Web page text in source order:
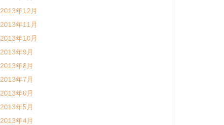
2013年12月
2013年11月
2013年10月
2013年9月
2013年8月
2013年7月
2013年6月
2013年5月
2013年4月